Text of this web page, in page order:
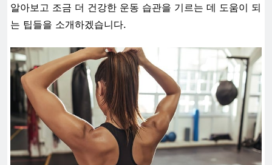
알아보고 조금 더 건강한 운동 습관을 기르는 데 도움이 되
는 팁들을 소개하겠습니다.